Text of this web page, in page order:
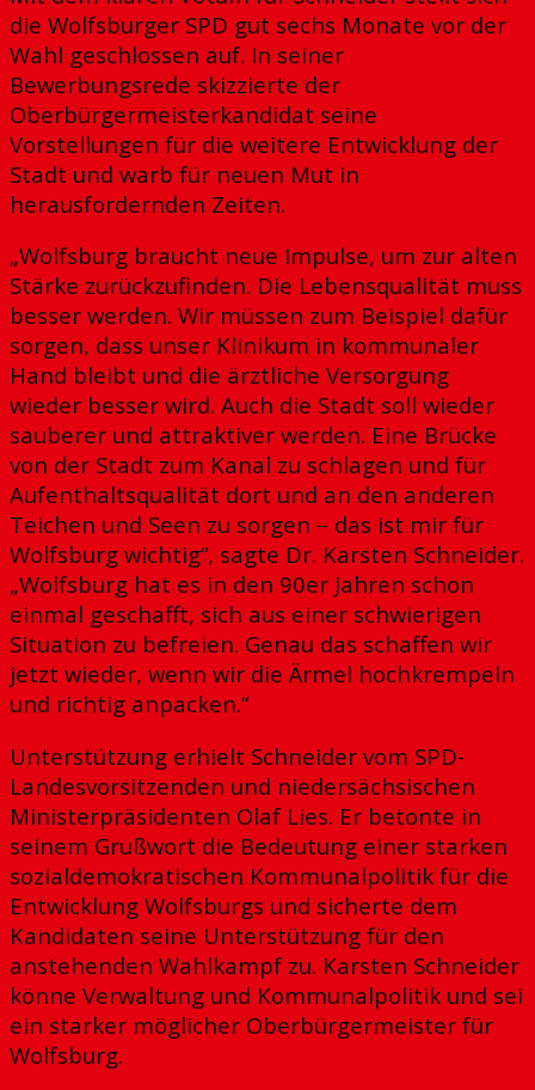
die Wolfsburger SPD gut sechs Monate vor der
Wahl geschlossen auf. In seiner
Bewerbungsrede skizzierte der
Oberbürgermeisterkandidat seine
Vorstellungen für die weitere Entwicklung der
Stadt und warb für neuen Mut in
herausfordernden Zeiten.
„Wolfsburg braucht neue Impulse, um zur alten
Stärke zurückzufinden. Die Lebensqualität muss
besser werden. Wir müssen zum Beispiel dafür
sorgen, dass unser Klinikum in kommunaler
Hand bleibt und die ärztliche Versorgung
wieder besser wird. Auch die Stadt soll wieder
sauberer und attraktiver werden. Eine Brücke
von der Stadt zum Kanal zu schlagen und für
Aufenthaltsqualität dort und an den anderen
Teichen und Seen zu sorgen – das ist mir für
Wolfsburg wichtig“, sagte Dr. Karsten Schneider.
„Wolfsburg hat es in den 90er Jahren schon
einmal geschafft, sich aus einer schwierigen
Situation zu befreien. Genau das schaffen wir
jetzt wieder, wenn wir die Ärmel hochkrempeln
und richtig anpacken.“
Unterstützung erhielt Schneider vom SPD-
Landesvorsitzenden und niedersächsischen
Ministerpräsidenten Olaf Lies. Er betonte in
seinem Grußwort die Bedeutung einer starken
sozialdemokratischen Kommunalpolitik für die
Entwicklung Wolfsburgs und sicherte dem
Kandidaten seine Unterstützung für den
anstehenden Wahlkampf zu. Karsten Schneider
könne Verwaltung und Kommunalpolitik und sei
ein starker möglicher Oberbürgermeister für
Wolfsburg.